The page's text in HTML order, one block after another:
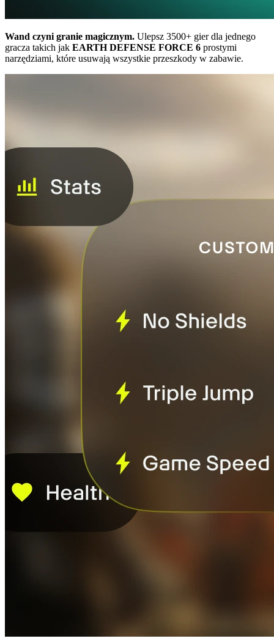
Wand czyni granie magicznym. Ulepsz 3500+ gier dla jednego
gracza takich jak EARTH DEFENSE FORCE 6 prostymi
narzędziami, które usuwają wszystkie przeszkody w zabawie.